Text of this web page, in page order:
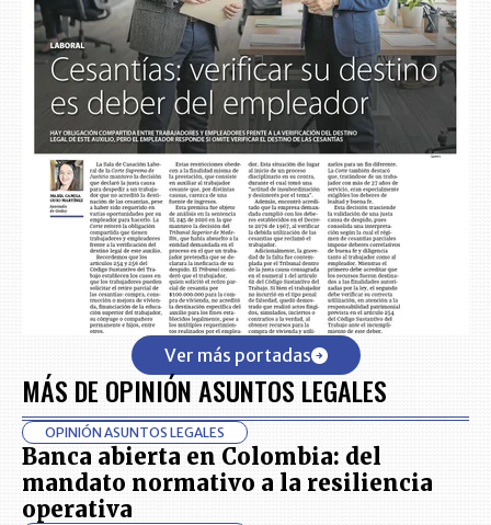
Ver más portadas
MÁS DE OPINIÓN ASUNTOS LEGALES
OPINIÓN ASUNTOS LEGALES
Banca abierta en Colombia: del
mandato normativo a la resiliencia
operativa